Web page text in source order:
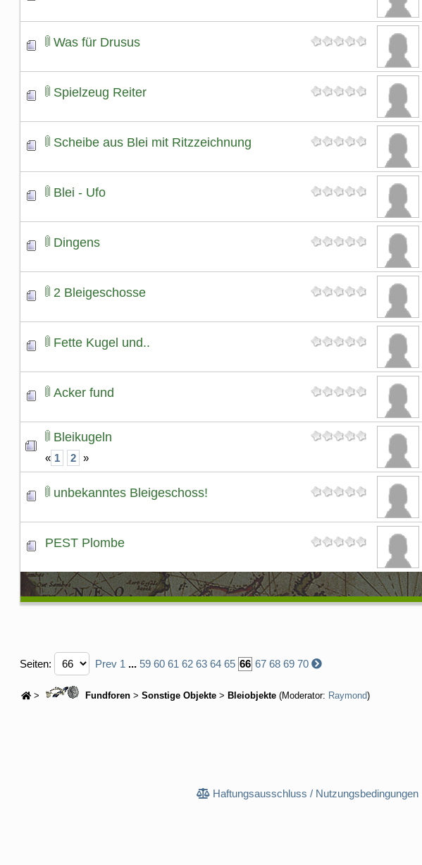
Was für Drusus
Spielzeug Reiter
Scheibe aus Blei mit Ritzzeichnung
Blei - Ufo
Dingens
2 Bleigeschosse
Fette Kugel und..
Acker fund
Bleikugeln
« 1 2 »
unbekanntes Bleigeschoss!
PEST Plombe
Seiten: Prev 1 ... 59 60 61 62 63 64 65 66 67 68 69 70
> Fundforen > Sonstige Objekte > Bleiobjekte (Moderator: Raymond)
Haftungsausschluss / Nutzungsbedingungen